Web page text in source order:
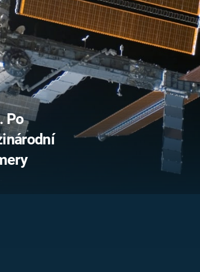
PŘÍBĚHY
DĚJIN
REALITA
OPTICKÉ
KLAMY
Po